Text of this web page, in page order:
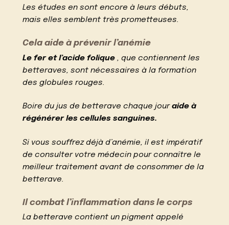
Les études en sont encore à leurs débuts,
mais elles semblent très prometteuses.
Cela aide à prévenir l’anémie
Le fer et l’acide folique , que contiennent les
betteraves, sont nécessaires à la formation
des globules rouges.
Boire du jus de betterave chaque jouraide à
régénérer les cellules sanguines.
Si vous souffrez déjà d’anémie, il est impératif
de consulter votre médecin pour connaître le
meilleur traitement avant de consommer de la
betterave.
Il combat l’inflammation dans le corps
La betterave contient un pigment appelé